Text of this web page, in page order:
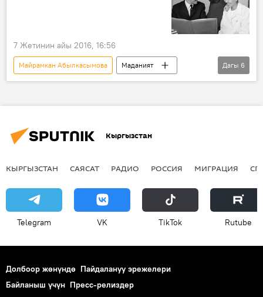
7 Жетинин айы 2016, 16:56
Майрамкан Абылкасымова
Маданият
Кыргызстан
Коом
Жаңылыктар
Дагы 6
Кыргызстан
КЫРГЫЗСТАН САЯСАТ РАДИО РОССИЯ МИГРАЦИЯ
Telegram VK ТikТоk Rutube
Долбоор жөнүндө Пайдалануу эрежелери
Байланыш үчүн Пресс-релиздер